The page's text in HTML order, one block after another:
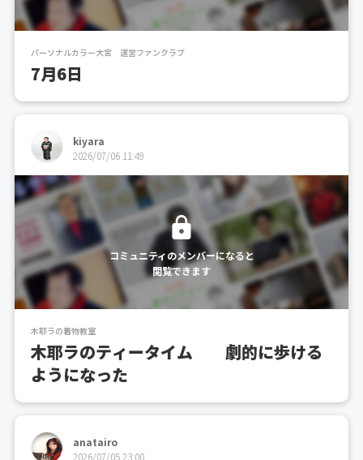
パーソナルカラー大宮 運営ファンクラブ
7月6日
kiyara
2026/07/06 11:49
コミュニティのメンバーになると
閲覧できます
木耶ラの着物教室
木耶ラのティータイム 劇的に歩ける
ようになった
anatairo
2026/07/05 23:00